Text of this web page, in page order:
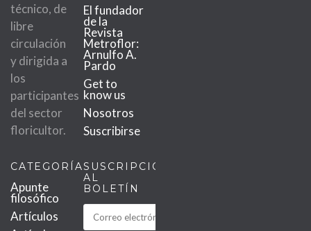
técnico, de
libre
circulación
y dirigida a
los
participantes
del sector
floricultor.
El fundador
de la
Revista
Metroflor:
Arnulfo A.
Pardo
Get to
know us
Nosotros
Suscribirse
CATEGORÍAS
Apunte
filosófico
Artículos
SUSCRIPCIÓN
AL
BOLETÍN